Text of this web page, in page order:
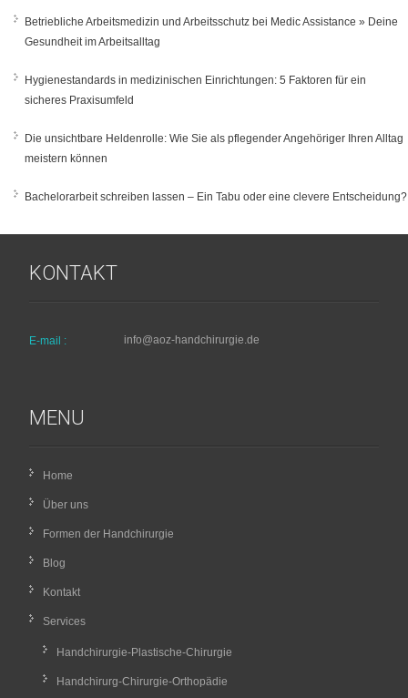
Betriebliche Arbeitsmedizin und Arbeitsschutz bei Medic Assistance » Deine
Gesundheit im Arbeitsalltag
Hygienestandards in medizinischen Einrichtungen: 5 Faktoren für ein
sicheres Praxisumfeld
Die unsichtbare Heldenrolle: Wie Sie als pflegender Angehöriger Ihren Alltag
meistern können
Bachelorarbeit schreiben lassen – Ein Tabu oder eine clevere Entscheidung?
KONTAKT
E-mail : info@aoz-handchirurgie.de
MENU
Home
Über uns
Formen der Handchirurgie
Blog
Kontakt
Services
Handchirurgie-Plastische-Chirurgie
Handchirurg-Chirurgie-Orthopädie